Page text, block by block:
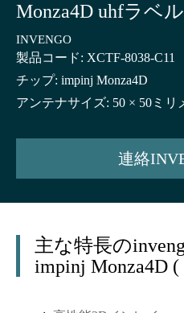
Monza4D uhfラベ
INVENGO
製品コード: XCTF-8038-C11
チップ: impinj Monza4D
アンテナサイズ: 50 × 50ミリ
連絡
主な特長の
impinj Monza4D